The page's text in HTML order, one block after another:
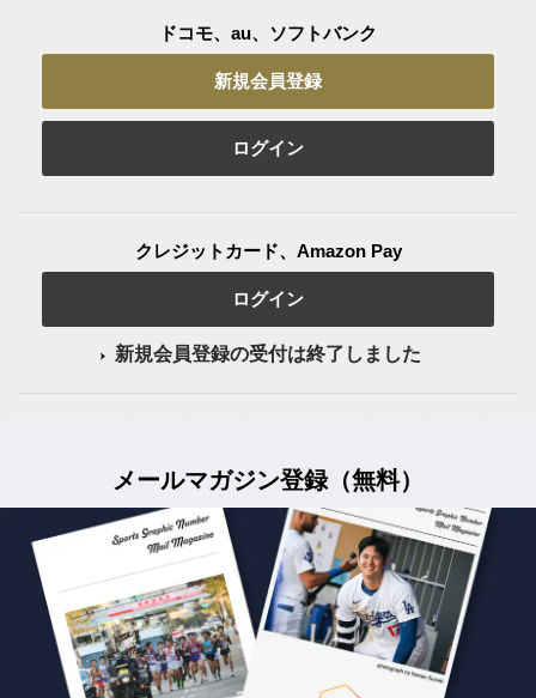
ドコモ、au、ソフトバンク
新規会員登録
ログイン
クレジットカード、Amazon Pay
ログイン
新規会員登録の受付は終了しました
メールマガジン登録（無料）